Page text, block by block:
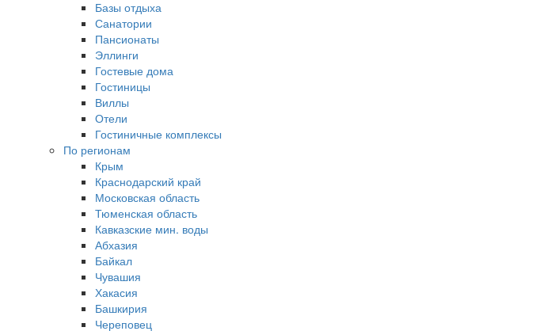
Базы отдыха
Санатории
Пансионаты
Эллинги
Гостевые дома
Гостиницы
Виллы
Отели
Гостиничные комплексы
По регионам
Крым
Краснодарский край
Московская область
Тюменская область
Кавказские мин. воды
Абхазия
Байкал
Чувашия
Хакасия
Башкирия
Череповец